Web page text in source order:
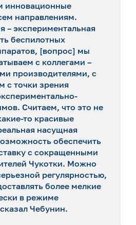
инновационные
направлениям.
– экспериментальная
беспилотных
[вопрос] мы
с коллегами –
производителями, с
с точки зрения
Считаем, что это не
то красивые
насущная
обеспечить
с сокращенными
Чукотки. Можно
регулярностью,
более мелкие
в режиме
Чебунин.